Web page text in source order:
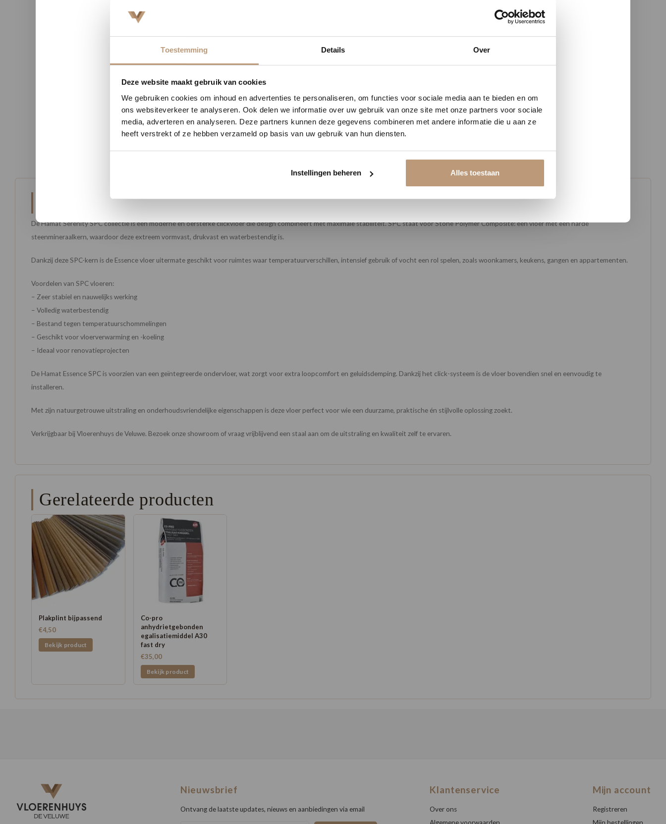
56
Nu tijdelijk 10% korting op jouw vloer
Vraag snel een offerte aan en bespaar direct.
Bekijk plak PVC vloeren
Toestemming Details Over
Deze website maakt gebruik van cookies
We gebruiken cookies om inhoud en advertenties te personaliseren, om functies voor sociale media aan te bieden en om
ons websiteverkeer te analyseren. Ook delen we informatie over uw gebruik van onze site met onze partners voor sociale
media, adverteren en analyseren. Deze partners kunnen deze gegevens combineren met andere informatie die u aan ze
heeft verstrekt of ze hebben verzameld op basis van uw gebruik van hun diensten.
Instellingen beheren Alles toestaan
Sophie uit Arnhem -
Snelle levering, mooie vloer en goed
advies!
Jan uit Utrecht -
was top.
Bekijk alle reviews op Google →
Beschrijving
De Hamat Serenity SPC collectie is een moderne en oersterke clickvloer die design combineert met maximale stabiliteit. SPC staat voor Stone Polymer Composite: een vloer met een harde
steenmineraalkern, waardoor deze extreem vormvast, drukvast en waterbestendig is.
Dankzij deze SPC-kern is de Essence vloer uitermate geschikt voor ruimtes waar temperatuurverschillen, intensief gebruik of vocht een rol spelen, zoals woonkamers, keukens, gangen en appartementen.
Voordelen van SPC vloeren:
– Zeer stabiel en nauwelijks werking
– Volledig waterbestendig
– Bestand tegen temperatuurschommelingen
– Geschikt voor vloerverwarming en -koeling
– Ideaal voor renovatieprojecten
De Hamat Essence SPC is voorzien van een geïntegreerde ondervloer, wat zorgt voor extra loopcomfort en geluidsdemping. Dankzij het click-systeem is de vloer bovendien snel en eenvoudig te
installeren.
Met zijn natuurgetrouwe uitstraling en onderhoudsvriendelijke eigenschappen is deze vloer perfect voor wie een duurzame, praktische én stijlvolle oplossing zoekt.
Verkrijgbaar bij Vloerenhuys de Veluwe. Bezoek onze showroom of vraag vrijblijvend een staal aan om de uitstraling en kwaliteit zelf te ervaren.
Gerelateerde producten
Plakplint bijpassend
€4,50
Bekijk product
Co-pro
anhydrietgebonden
egalisatiemiddel A30
fast dry
€35,00
Bekijk product
Nieuwsbrief
Ontvang de laatste updates, nieuws en aanbiedingen via email
Klantenservice
Over ons
Mijn account
Registreren